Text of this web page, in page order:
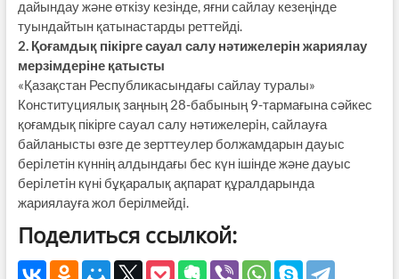
дайындау және өткізу кезінде, яғни сайлау кезеңінде
туындайтын қатынастарды реттейді.
2. Қоғамдық пікірге сауал салу нәтижелерін жариялау
мерзімдеріне қатысты
«Қазақстан Республикасындағы сайлау туралы»
Конституциялық заңның 28-бабының 9-тармағына сәйкес
қоғамдық пікірге сауал салу нәтижелерiн, сайлауға
байланысты өзге де зерттеулер болжамдарын дауыс
берiлетін күннің алдындағы бес күн ішінде және дауыс
берiлетiн күні бұқаралық ақпарат құралдарында
жариялауға жол берілмейдi.
Поделиться ссылкой: